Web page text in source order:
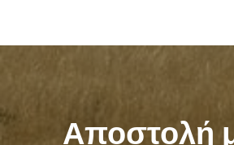
Αποστολή